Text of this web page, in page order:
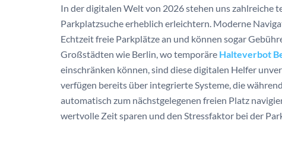
In der digitalen Welt von 2026 stehen uns zahlreiche
Parkplatzsuche erheblich erleichtern. Moderne
Echtzeit freie Parkplätze an und können sogar
Großstädten wie Berlin, wo temporäre Halteverbot
einschränken können, sind diese digitalen Helfer
verfügen bereits über integrierte Systeme, die
automatisch zum nächstgelegenen freien Platz
wertvolle Zeit sparen und den Stressfaktor bei der